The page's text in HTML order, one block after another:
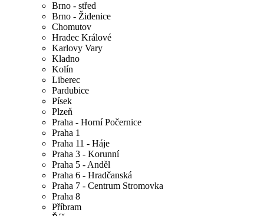
Brno - střed
Brno - Židenice
Chomutov
Hradec Králové
Karlovy Vary
Kladno
Kolín
Liberec
Pardubice
Písek
Plzeň
Praha - Horní Počernice
Praha 1
Praha 11 - Háje
Praha 3 - Korunní
Praha 5 - Anděl
Praha 6 - Hradčanská
Praha 7 - Centrum Stromovka
Praha 8
Příbram